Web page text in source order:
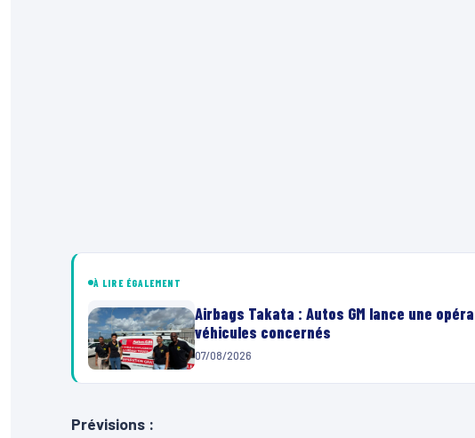
À LIRE ÉGALEMENT
Airbags Takata : Autos GM lance une
véhicules concernés
07/08/2026
Prévisions :